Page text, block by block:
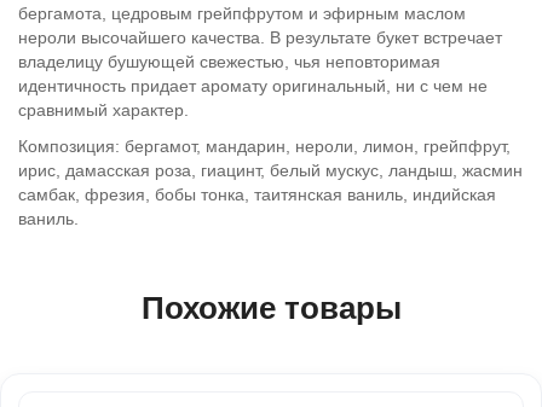
бергамота, цедровым грейпфрутом и эфирным маслом
нероли высочайшего качества. В результате букет встречает
владелицу бушующей свежестью, чья неповторимая
идентичность придает аромату оригинальный, ни с чем не
сравнимый характер.
Композиция: бергамот, мандарин, нероли, лимон, грейпфрут,
ирис, дамасская роза, гиацинт, белый мускус, ландыш, жасмин
самбак, фрезия, бобы тонка, таитянская ваниль, индийская
ваниль.
Похожие товары